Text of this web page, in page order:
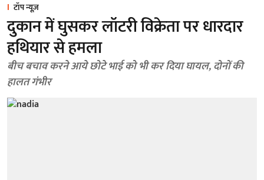
टॉप न्यूज़
दुकान में घुसकर लॉटरी विक्रेता पर धारदार
हथियार से हमला
बीच बचाव करने आये छोटे भाई को भी कर दिया घायल, दोनों की
हालत गंभीर